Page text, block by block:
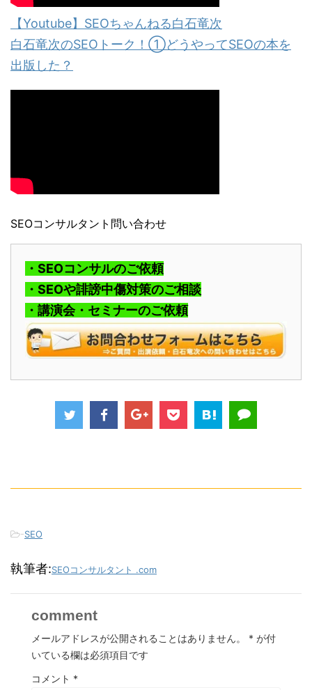
【Youtube】SEOちゃんねる白石竜次
白石竜次のSEOトーク！①どうやってSEOの本を
出版した？
SEOコンサルタント問い合わせ
・SEOコンサルのご依頼
・SEOや誹謗中傷対策のご相談
・講演会・セミナーのご依頼
-SEO
執筆者:SEOコンサルタント .com
comment
メールアドレスが公開されることはありません。 * が付
いている欄は必須項目です
コメント *